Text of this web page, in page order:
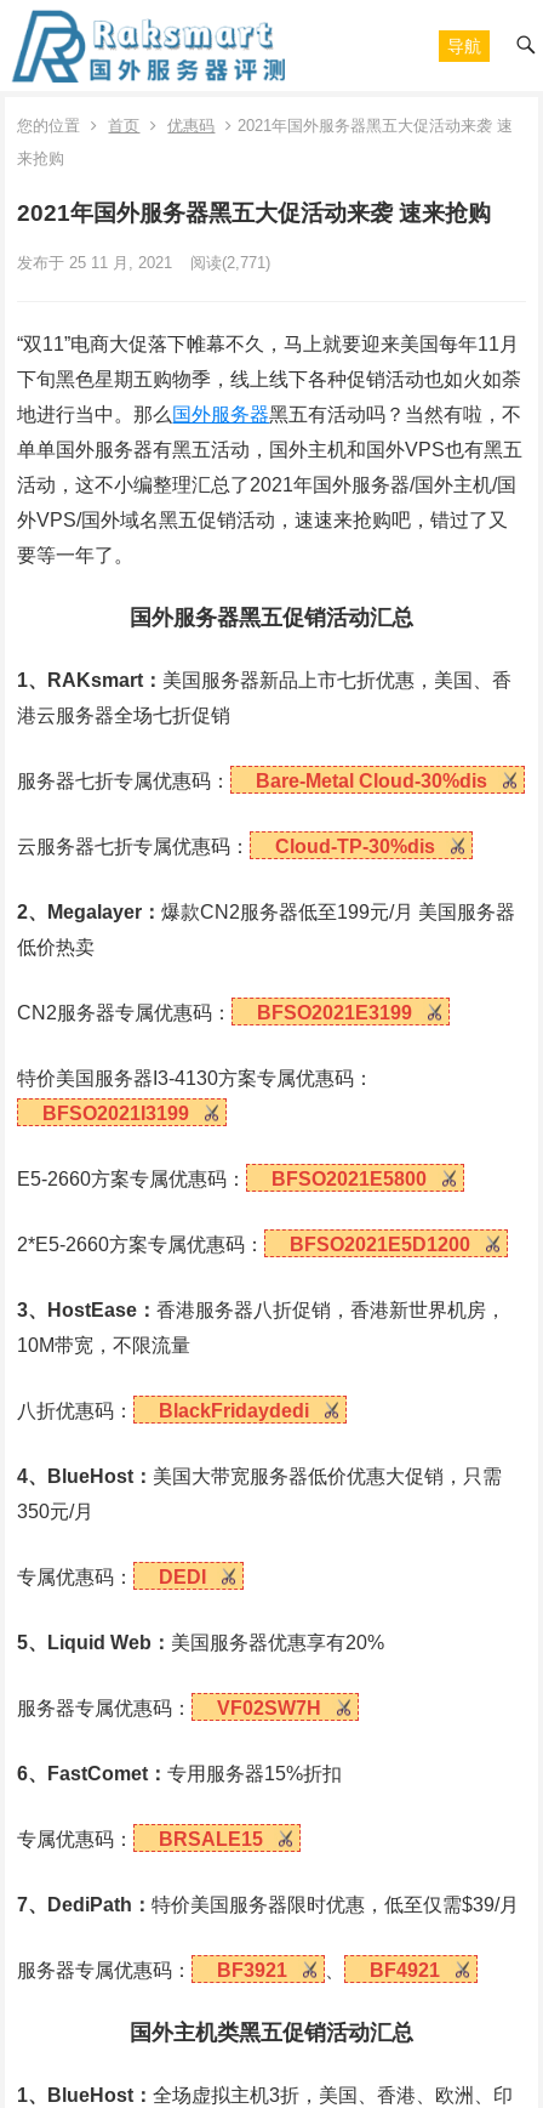
导航
您的位置 首页 优惠码
2021年国外服务器黑五大促活动来袭 速
来抢购
2021年国外服务器黑五大促活动来袭 速来抢购
发布于 25 11 月, 2021 阅读(2,771)
“双11”电商大促落下帷幕不久，马上就要迎来美国每年11月
下旬黑色星期五购物季，线上线下各种促销活动也如火如荼
地进行当中。那么 国外服务器黑五有活动吗？当然有啦，不
单单国外服务器有黑五活动，国外主机和国外VPS也有黑五
活动，这不小编整理汇总了2021年国外服务器/国外主机/国
外VPS/国外域名黑五促销活动，速速来抢购吧，错过了又
要等一年了。
国外服务器黑五促销活动汇总
1、RAKsmart： 美国服务器新品上市七折优惠，美国、香
港云服务器全场七折促销
服务器七折专属优惠码： Bare-Metal Cloud-30%dis
云服务器七折专属优惠码： Cloud-TP-30%dis
2、Megalayer：爆款CN2服务器低至199元/月 美国服务器
低价热卖
CN2服务器专属优惠码： BFSO2021E3199
特价美国服务器I3-4130方案专属优惠码：
BFSO2021I3199
E5-2660方案专属优惠码： BFSO2021E5800
2*E5-2660方案专属优惠码： BFSO2021E5D1200
3、HostEase：香港服务器八折促销，香港新世界机房，
10M带宽，不限流量
八折优惠码： BlackFridaydedi
4、BlueHost： 美国大带宽服务器低价优惠大促销，只需
350元/月
专属优惠码： DEDI
5、Liquid Web： 美国服务器优惠享有20%
服务器专属优惠码： VF02SW7H
6、FastComet：专用服务器15%折扣
专属优惠码： BRSALE15
7、DediPath：特价美国服务器限时优惠，低至仅需$39/月
服务器专属优惠码： BF3921 、 BF4921
国外主机类黑五促销活动汇总
1、BlueHost：全场虚拟主机3折，美国、香港、欧洲、印